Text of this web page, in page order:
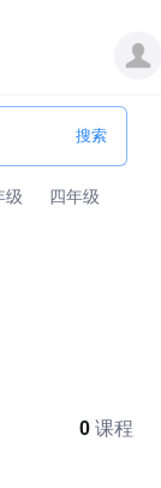
级
四年级
0 课程